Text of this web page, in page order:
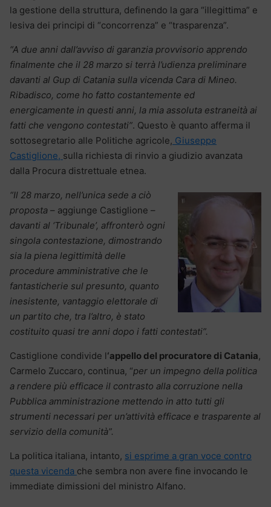
la gestione della struttura, definendo la gara “illegittima” e
lesiva dei principi di “concorrenza” e “trasparenza”.
“A due anni dall’avviso di garanzia provvisorio apprendo
finalmente che il 28 marzo si terrà l’udienza preliminare
davanti al Gup di Catania sulla vicenda Cara di Mineo.
Ribadisco, come ho fatto costantemente ed
energicamente in questi anni, la mia assoluta estraneità ai
fatti che vengono contestati”. Questo è quanto afferma il
sottosegretario alle Politiche agricole, Giuseppe
Castiglione, sulla richiesta di rinvio a giudizio avanzata
dalla Procura distrettuale etnea.
“Il 28 marzo, nell’unica sede a ciò
proposta – aggiunge Castiglione –
davanti al ‘Tribunale’, affronterò ogni
singola contestazione, dimostrando
sia la piena legittimità delle
procedure amministrative che le
fantasticherie sul presunto, quanto
inesistente, vantaggio elettorale di
un partito che, tra l’altro, è stato
costituito quasi tre anni dopo i fatti contestati”.
Castiglione condivide l‘appello del procuratore di Catania,
Carmelo Zuccaro, continua, “per un impegno della politica
a rendere più efficace il contrasto alla corruzione nella
Pubblica amministrazione mettendo in atto tutti gli
strumenti necessari per un’attività efficace e trasparente al
servizio della comunità”.
La politica italiana, intanto, si esprime a gran voce contro
questa vicenda che sembra non avere fine invocando le
immediate dimissioni del ministro Alfano.